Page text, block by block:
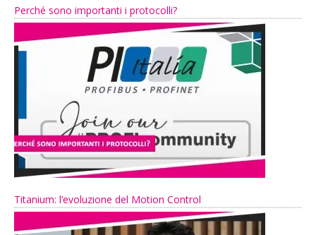
Perché sono importanti i protocolli?
Titanium: l’evoluzione del Motion Control